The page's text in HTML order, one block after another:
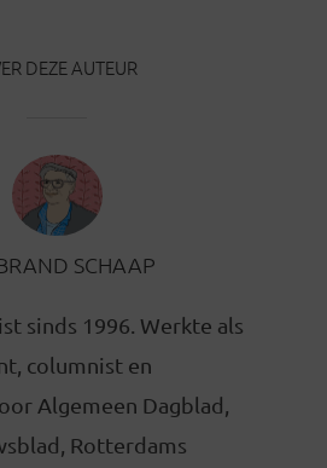
DEZE AUTEUR
SCHAAP
sinds 1996. Werkte als
columnist en
Algemeen Dagblad,
Rotterdams